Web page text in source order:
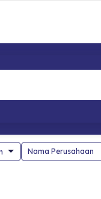
Nama Perusahaan